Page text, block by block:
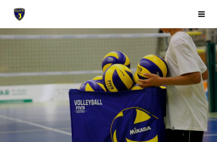
Siirry
sivunSivuston etusivulle